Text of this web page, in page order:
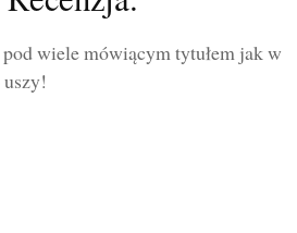
wiele mówiącym tytułem jak w
uszy!